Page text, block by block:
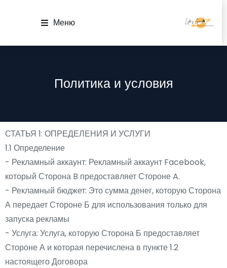
Меню
Политика и условия
СТАТЬЯ 1: ОПРЕДЕЛЕНИЯ И УСЛУГИ
1.1 Определение
- Рекламный аккаунт: Рекламный аккаунт Facebook,
который Сторона B предоставляет Стороне A.
- Рекламный бюджет: Это сумма денег, которую Сторона
А передает Стороне Б для использования только для
запуска рекламы
- Услуга: Услуга, которую Сторона Б предоставляет
Стороне А и которая перечислена в пункте 1.2
настоящего Договора